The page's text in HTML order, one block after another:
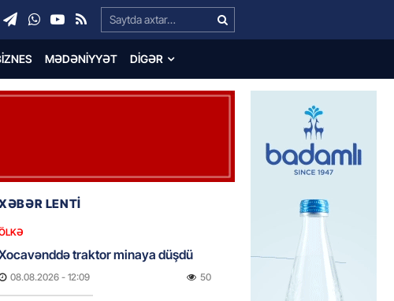
Search…
MƏDƏNIYYƏT DIGƏR
LENTİ
traktor minaya düşdü
08.08.2026 - 12:09 50